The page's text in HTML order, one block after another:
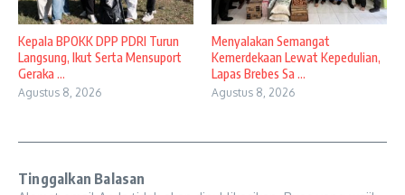
Kepala BPOKK DPP PDRI Turun
Langsung, Ikut Serta Mensuport
Geraka ...
Agustus 8, 2026
Menyalakan Semangat
Kemerdekaan Lewat Kepedulian,
Lapas Brebes Sa ...
Agustus 8, 2026
Tinggalkan Balasan